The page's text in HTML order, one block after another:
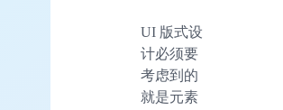
UI 版式设
计必须要
考虑到的
就是元素